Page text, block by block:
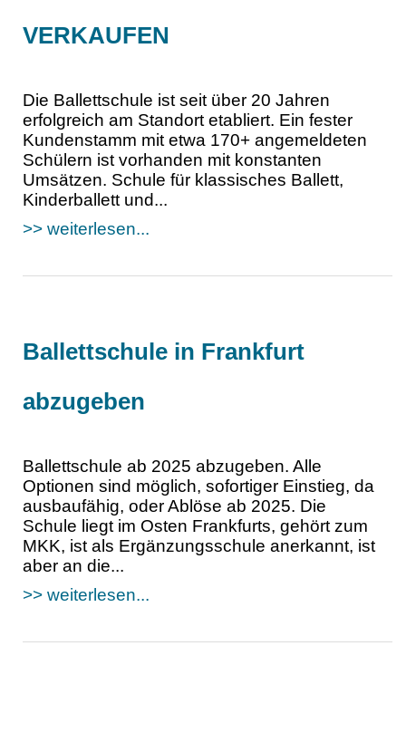
VERKAUFEN
Die Ballettschule ist seit über 20 Jahren
erfolgreich am Standort etabliert. Ein fester
Kundenstamm mit etwa 170+ angemeldeten
Schülern ist vorhanden mit konstanten
Umsätzen. Schule für klassisches Ballett,
Kinderballett und...
>> weiterlesen...
Ballettschule in Frankfurt
abzugeben
Ballettschule ab 2025 abzugeben. Alle
Optionen sind möglich, sofortiger Einstieg, da
ausbaufähig, oder Ablöse ab 2025. Die
Schule liegt im Osten Frankfurts, gehört zum
MKK, ist als Ergänzungsschule anerkannt, ist
aber an die...
>> weiterlesen...